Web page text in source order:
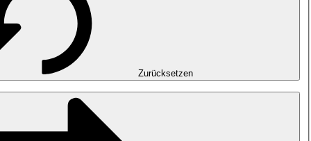
Explosionsgeschützte Ventilatoren
Messen. Steuern. Regeln.
Luftbehandlung
Mechanisches Zubehör
Zurücksetzen